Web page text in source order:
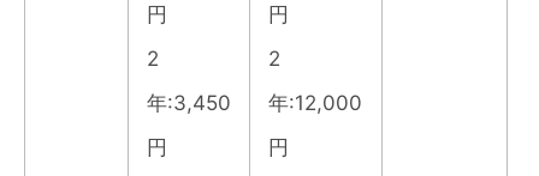
円
2
年:3,450
円
円
2
年:12,000
円